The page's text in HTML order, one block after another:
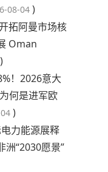
08-04 )
拓阿曼市场核
Oman
)
！2026意大
何是进军欧
)
力能源展释
洲“2030愿景”